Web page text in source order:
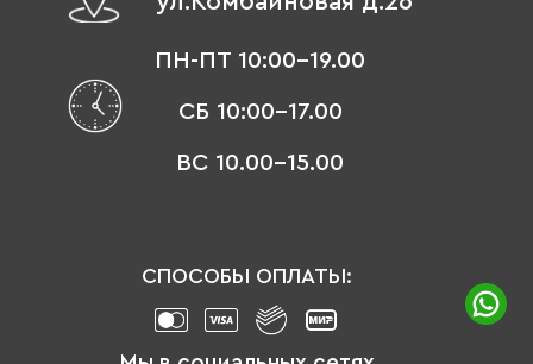
ПН-ПТ 10:00-19.00
СБ 10:00-17.00
ВС 10.00-15.00
СПОСОБЫ ОПЛАТЫ: